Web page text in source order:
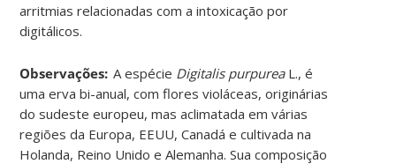
arritmias relacionadas com a intoxicação por
digitálicos.
Observações: A espécie Digitalis purpureaL., é
uma erva bi-anual, com flores violáceas, originárias
do sudeste europeu, mas aclimatada em várias
regiões da Europa, EEUU, Canadá e cultivada na
Holanda, Reino Unido e Alemanha. Sua composição